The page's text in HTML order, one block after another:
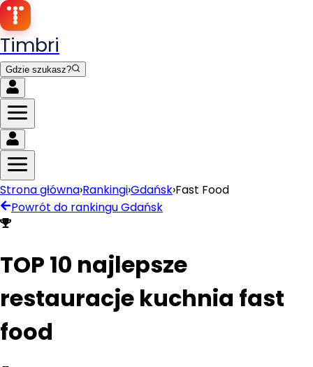
Timbri
Gdzie szukasz?
Strona główna›Rankingi›Gdańsk›Fast Food
Powrót do rankinguGdańsk
TOP 10 najlepsze
restauracje kuchnia fast
food